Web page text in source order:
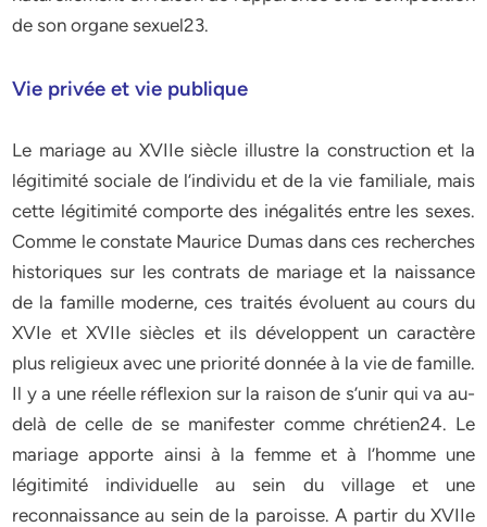
de son organe sexuel23.
Vie privée et vie publique
Le mariage au XVIIe siècle illustre la construction et la
légitimité sociale de l’individu et de la vie familiale, mais
cette légitimité comporte des inégalités entre les sexes.
Comme le constate Maurice Dumas dans ces recherches
historiques sur les contrats de mariage et la naissance
de la famille moderne, ces traités évoluent au cours du
XVIe et XVIIe siècles et ils développent un caractère
plus religieux avec une priorité donnée à la vie de famille.
Il y a une réelle réflexion sur la raison de s’unir qui va au-
delà de celle de se manifester comme chrétien24. Le
mariage apporte ainsi à la femme et à l’homme une
légitimité individuelle au sein du village et une
reconnaissance au sein de la paroisse. A partir du XVIIe